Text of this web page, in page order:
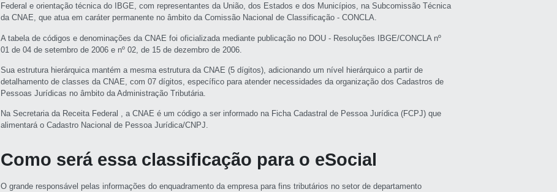
Federal e orientação técnica do IBGE, com representantes da União, dos Estados e dos Municípios, na Subcomissão Técnica
da CNAE, que atua em caráter permanente no âmbito da Comissão Nacional de Classificação - CONCLA.
A tabela de códigos e denominações da CNAE foi oficializada mediante publicação no DOU - Resoluções IBGE/CONCLA nº
01 de 04 de setembro de 2006 e nº 02, de 15 de dezembro de 2006.
Sua estrutura hierárquica mantém a mesma estrutura da CNAE (5 dígitos), adicionando um nível hierárquico a partir de
detalhamento de classes da CNAE, com 07 dígitos, específico para atender necessidades da organização dos Cadastros de
Pessoas Jurídicas no âmbito da Administração Tributária.
Na Secretaria da Receita Federal , a CNAE é um código a ser informado na Ficha Cadastral de Pessoa Jurídica (FCPJ) que
alimentará o Cadastro Nacional de Pessoa Jurídica/CNPJ.
Como será essa classificação para o eSocial
O grande responsável pelas informações do enquadramento da empresa para fins tributários no setor de departamento